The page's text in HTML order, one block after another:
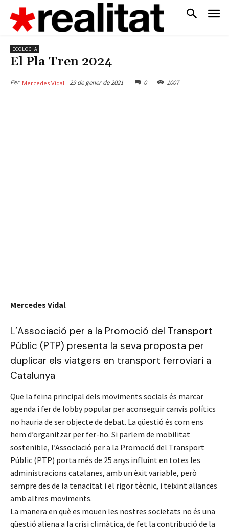
ECOLOGIA
El Pla Tren 2024
Per Mercedes Vidal 29 de gener de 2021 0 1007
Mercedes Vidal
L’Associació per a la Promoció del Transport
Públic (PTP) presenta la seva proposta per
duplicar els viatgers en transport ferroviari a
Catalunya
Que la feina principal dels moviments socials és marcar
agenda i fer de lobby popular per aconseguir canvis polítics
no hauria de ser objecte de debat. La qüestió és com ens
hem d’organitzar per fer-ho. Si parlem de mobilitat
sostenible, l’Associació per a la Promoció del Transport
Públic (PTP) porta més de 25 anys influint en totes les
administracions catalanes, amb un èxit variable, però
sempre des de la tenacitat i el rigor tècnic, i teixint aliances
amb altres moviments.
La manera en què es mouen les nostres societats no és una
qüestió aliena a la crisi climàtica, de fet la contribució de la